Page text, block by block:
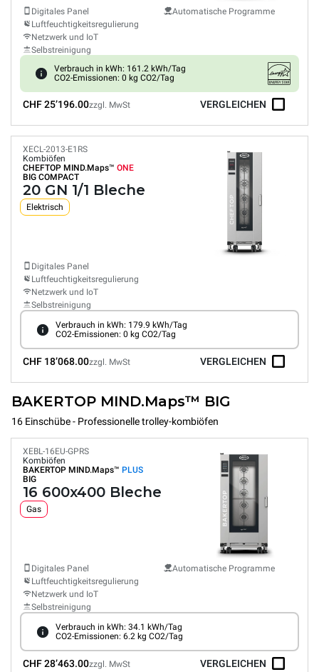
Digitales Panel
Luftfeuchtigkeitsregulierung
Netzwerk und IoT
Selbstreinigung
Automatische Programme
Verbrauch in kWh: 161.2 kWh/Tag
CO2-Emissionen: 0 kg CO2/Tag
CHF 25’196.00zzgl. MwSt VERGLEICHEN
XECL-2013-E1RS
Kombiöfen
CHEFTOP MIND.Maps™ ONE
BIG COMPACT
20 GN 1/1 Bleche
Elektrisch
Digitales Panel
Luftfeuchtigkeitsregulierung
Netzwerk und IoT
Selbstreinigung
Verbrauch in kWh: 179.9 kWh/Tag
CO2-Emissionen: 0 kg CO2/Tag
CHF 18’068.00zzgl. MwSt VERGLEICHEN
BAKERTOP MIND.Maps™ BIG
16 Einschübe - Professionelle trolley-kombiöfen
XEBL-16EU-GPRS
Kombiöfen
BAKERTOP MIND.Maps™ PLUS
BIG
16 600x400 Bleche
Gas
Digitales Panel
Luftfeuchtigkeitsregulierung
Netzwerk und IoT
Selbstreinigung
Automatische Programme
Verbrauch in kWh: 34.1 kWh/Tag
CO2-Emissionen: 6.2 kg CO2/Tag
CHF 28’463.00zzgl. MwSt VERGLEICHEN